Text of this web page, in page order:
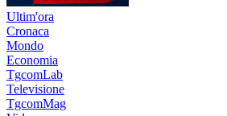
Ultim'ora
Cronaca
Mondo
Economia
TgcomLab
Televisione
TgcomMag